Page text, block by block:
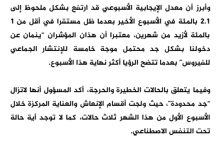
وأبرز أن معدل الإيجابية الأسبوعي قد ارتفع بشكل ملحوظ إلى
2.1 بالمئة في الأسبوع الأخير بعدما ظل مستقرا في أقل من 1
بالمئة لأزيد من شهرين، معتبرا أن هذان المؤشران “ينمان عن
دخولنا بشكل جد محتمل موجة خامسة للإنتشار الجماعي
للفيروس” بعدما تتضح الرؤيا أكثر نهاية هذا الأسبوع.
وفيما يتعلق بالحالات الخطيرة والحرجة، أكد المسؤول أنها لاتزال
“جد محدودة”، حيث ولجت أقسام الإنعاش والعناية المركزة خلال
الأسبوع الأول من هذا الشهر ثلاث حالات، كما لا توجد أية حالة
تحت التنفس الاصطناعي.